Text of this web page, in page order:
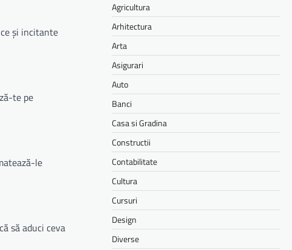
și incitante
te pe
le
să aduci ceva
Agricultura
Arhitectura
Arta
Asigurari
Auto
Banci
Casa si Gradina
Constructii
Contabilitate
Cultura
Cursuri
Design
Diverse